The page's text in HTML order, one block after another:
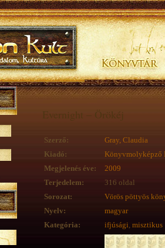
Evernight – Örökéj
Szerző:
Gray, Claudia
Kiadó:
Könyvmolyképző
Megjelenés éve:
2009
Terjedelem:
316 oldal
Sorozat:
Vörös pöttyös
Nyelv:
magyar
Kategória:
ifjúsági, misztikus